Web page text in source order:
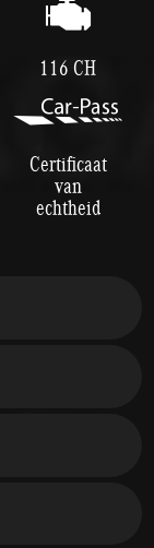
116 CH
Certificaat
van
echtheid